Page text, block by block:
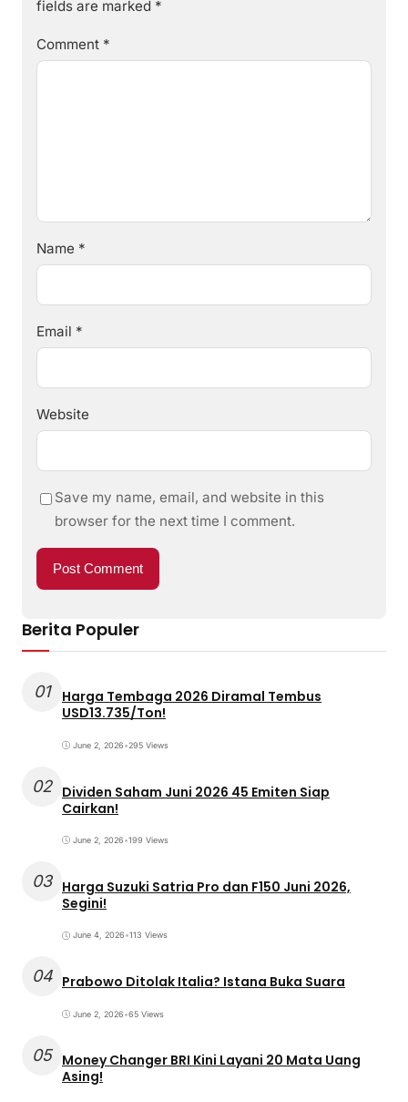
fields are marked *
Comment *
Name *
Email *
Website
Save my name, email, and website in this
browser for the next time I comment.
Berita Populer
01
Harga Tembaga 2026 Diramal Tembus
USD13.735/Ton!
June 2, 2026•295 Views
02 Dividen Saham Juni 2026 45 Emiten Siap
Cairkan!
June 2, 2026•199 Views
03 Harga Suzuki Satria Pro dan F150 Juni 2026,
Segini!
June 4, 2026•113 Views
04 Prabowo Ditolak Italia? Istana Buka Suara
June 2, 2026•65 Views
05 Money Changer BRI Kini Layani 20 Mata Uang
Asing!